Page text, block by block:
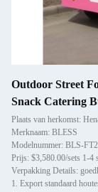
Outdoor Street
Snack Catering
Plaats van herkomst:
Merknaam: BLESS
Modelnummer: BLS-
Prijs: $3,580.00/sets 1-4
Verpakking Details:
1. Export standaard